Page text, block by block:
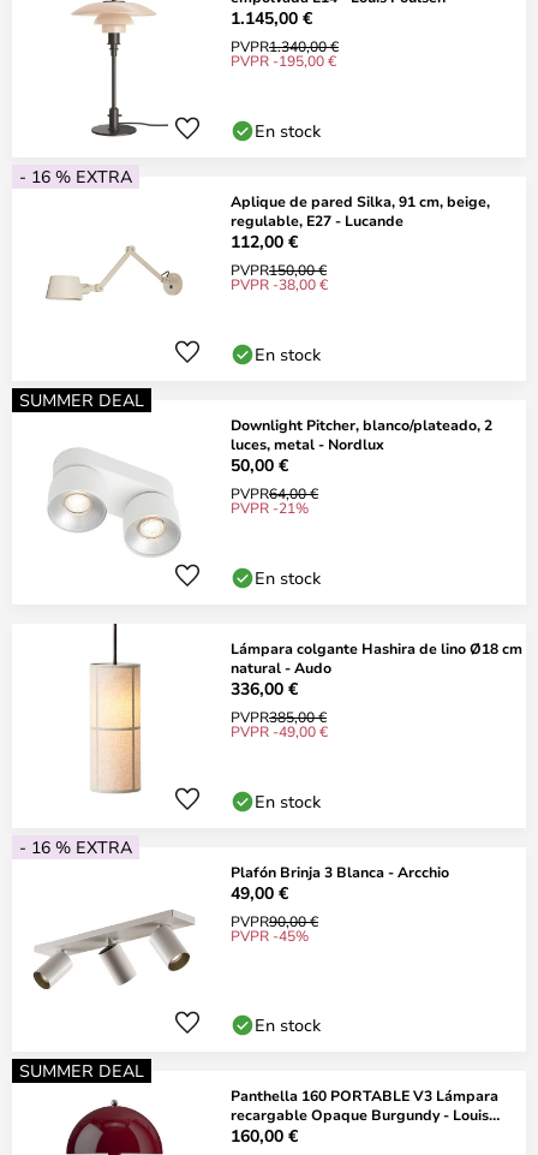
1.145,00 €
PVPR1.340,00 €
PVPR -195,00 €
En stock
- 16 % EXTRA
Aplique de pared Silka, 91 cm, beige,
regulable, E27 - Lucande
112,00 €
PVPR150,00 €
PVPR -38,00 €
En stock
SUMMER DEAL
Downlight Pitcher, blanco/plateado, 2
luces, metal - Nordlux
50,00 €
PVPR64,00 €
PVPR -21%
En stock
Lámpara colgante Hashira de lino Ø18 cm
natural - Audo
336,00 €
PVPR385,00 €
PVPR -49,00 €
En stock
- 16 % EXTRA
Plafón Brinja 3 Blanca - Arcchio
49,00 €
PVPR90,00 €
PVPR -45%
En stock
SUMMER DEAL
Panthella 160 PORTABLE V3 Lámpara
recargable Opaque Burgundy - Louis
Poulsen
160,00 €